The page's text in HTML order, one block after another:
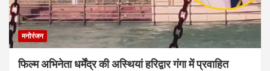
मनोरंजन
फिल्म अभिनेता धर्मेंद्र की अस्थियां हरिद्वार गंगा में प्रवाहित